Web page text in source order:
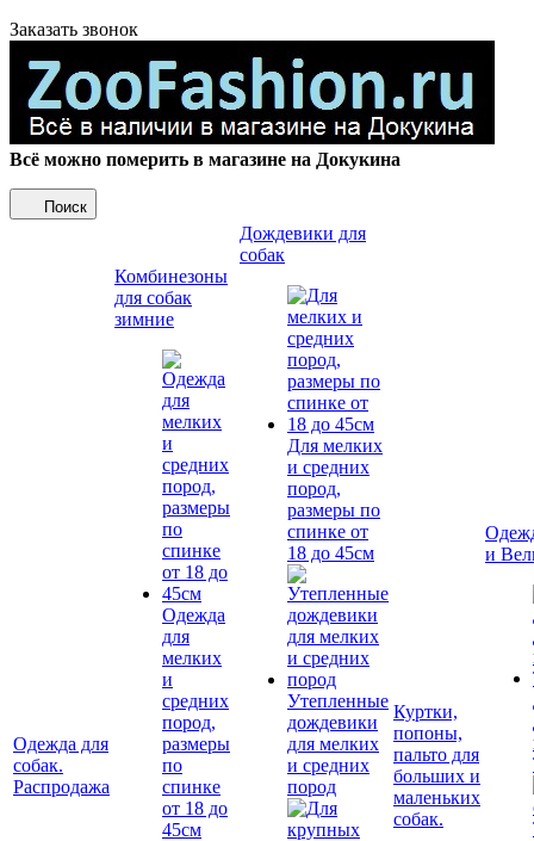
Заказать звонок
Всё можно померить в магазине на Докукина
Поиск
Одежда для
собак.
Распродажа
Комбинезоны
для собак
зимние
Одежда
для
мелких
и
средних
пород,
размеры
по
спинке
от 18 до
45см
Дождевики для
собак
Для мелких
и средних
пород,
размеры по
спинке от
18 до 45см
Утепленные
дождевики
для мелких
и средних
пород
Куртки,
попоны,
пальто для
больших и
маленьких
собак.
и